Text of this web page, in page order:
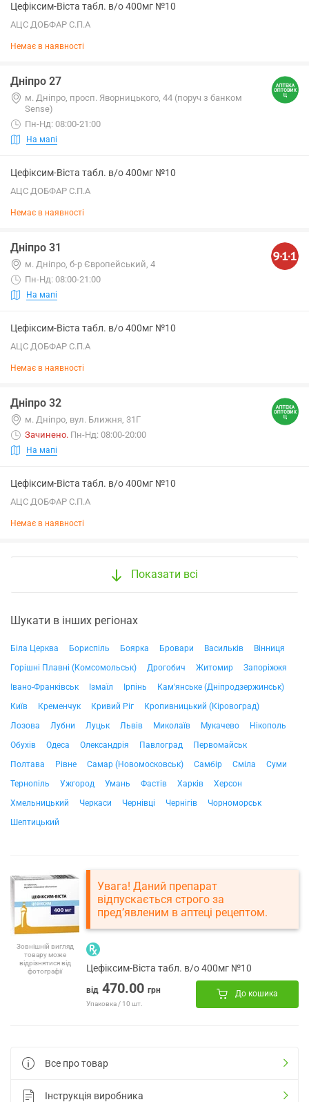
Цефіксим-Віста табл. в/о 400мг №10
АЦС ДОБФАР С.П.А
Немає в наявності
Дніпро 27
м. Дніпро, просп. Яворницького, 44 (поруч з банком
Sense)
Пн-Нд: 08:00-21:00
На мапі
Цефіксим-Віста табл. в/о 400мг №10
АЦС ДОБФАР С.П.А
Немає в наявності
Дніпро 31
м. Дніпро, б-р Європейський, 4
Пн-Нд: 08:00-21:00
На мапі
Цефіксим-Віста табл. в/о 400мг №10
АЦС ДОБФАР С.П.А
Немає в наявності
Дніпро 32
м. Дніпро, вул. Ближня, 31Г
Зачинено. Пн-Нд: 08:00-20:00
На мапі
Цефіксим-Віста табл. в/о 400мг №10
АЦС ДОБФАР С.П.А
Немає в наявності
Показати всі
Шукати в інших регіонах
Біла Церква Бориспіль Боярка Бровари Васильків
Вінниця
Горішні Плавні (Комсомольськ)
Дрогобич Житомир
Запоріжжя
Івано-Франківськ
Ізмаїл Ірпінь
Кам'янське (Дніпродзержинськ)
Київ
Кременчук Кривий Ріг
Кропивницький (Кіровоград)
Лозова
Лубни Луцьк Львів Миколаїв Мукачево
Нікополь
Обухів
Одеса Олександрія Павлоград
Первомайськ
Полтава
Рівне Самар (Новомосковськ) Самбір Сміла
Суми
Тернопіль
Ужгород Умань Фастів Харків
Херсон
Хмельницький
Черкаси Чернівці Чернігів
Чорноморськ
Шептицький
Зовнішній вигляд
товару може
відрізнятися від
фотографії
Увага! Даний препарат
відпускається строго за
пред’явленим в аптеці рецептом.
Цефіксим-Віста табл. в/о 400мг №10
від 470.00 грн
Упаковка / 10 шт.
До кошика
Все про товар
Інструкція виробника